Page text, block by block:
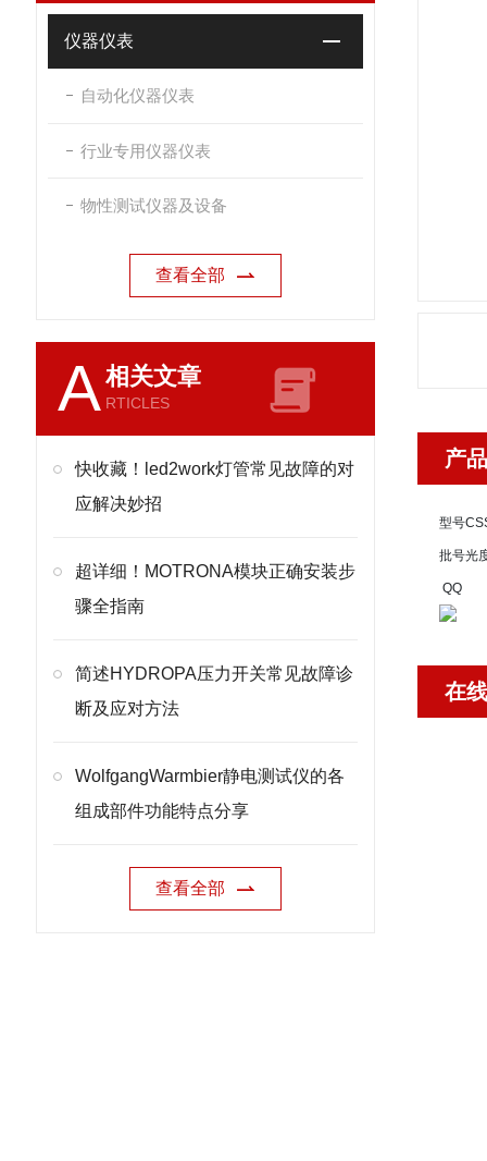
仪器仪表
自动化仪器仪表
行业专用仪器仪表
物性测试仪器及设备
查看全部
A相关文章
RTICLES
快收藏！led2work灯管常见故障的对
应解决妙招
超详细！MOTRONA模块正确安装步
骤全指南
简述HYDROPA压力开关常见故障诊
断及应对方法
WolfgangWarmbier静电测试仪的各
组成部件功能特点分享
查看全部
产
型号
批号光
QQ
在